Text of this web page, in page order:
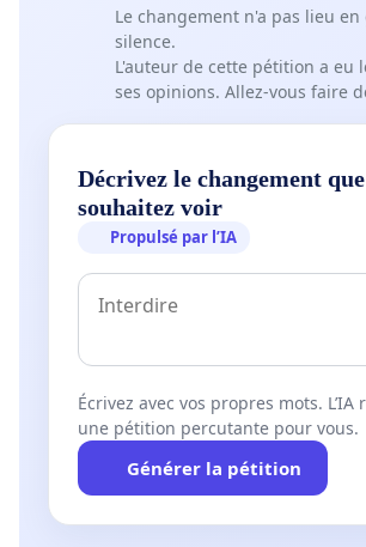
Le changement n'a pas lieu
silence.
L'auteur de cette pétition a eu
ses opinions. Allez-vous faire
Décrivez le changement
souhaitez voir
Propulsé par l’IA
Écrivez avec vos propres mots. L’IA
une pétition percutante pour vous.
Générer la pétition